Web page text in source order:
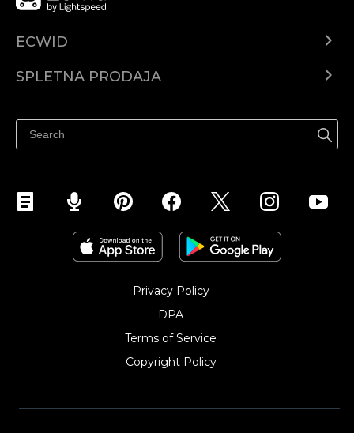
ECWID
SPLETNA PRODAJA
Prodaja na Instagramu
Privacy Policy
DPA
Terms of Service
Copyright Policy‎